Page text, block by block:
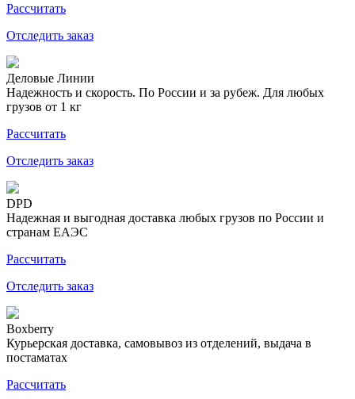
Рассчитать
Отследить заказ
Деловые Линии
Надежность и скорость. По России и за рубеж. Для любых
грузов от 1 кг
Рассчитать
Отследить заказ
DPD
Надежная и выгодная доставка любых грузов по России и
странам ЕАЭС
Рассчитать
Отследить заказ
Boxberry
Курьерская доставка, самовывоз из отделений, выдача в
постаматах
Рассчитать